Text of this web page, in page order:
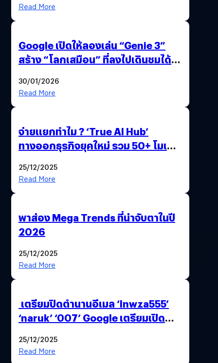
Read More
Google เปิดให้ลองเล่น “Genie 3”
สร้าง “โลกเสมือน” ที่ลงไปเดินชมได้
30/01/2026
Read More
จ่ายแยกทำไม ? ‘True AI Hub’
ทางออกธุรกิจยุคใหม่ รวม 50+ โมเดล
25/12/2025
Read More
พาส่อง Mega Trends ที่น่าจับตาในปี
2026
25/12/2025
Read More
เตรียมปิดตำนานอีเมล ‘lnwza555’
‘naruk’ ‘007’ Google เตรียมเปิด
25/12/2025
Read More